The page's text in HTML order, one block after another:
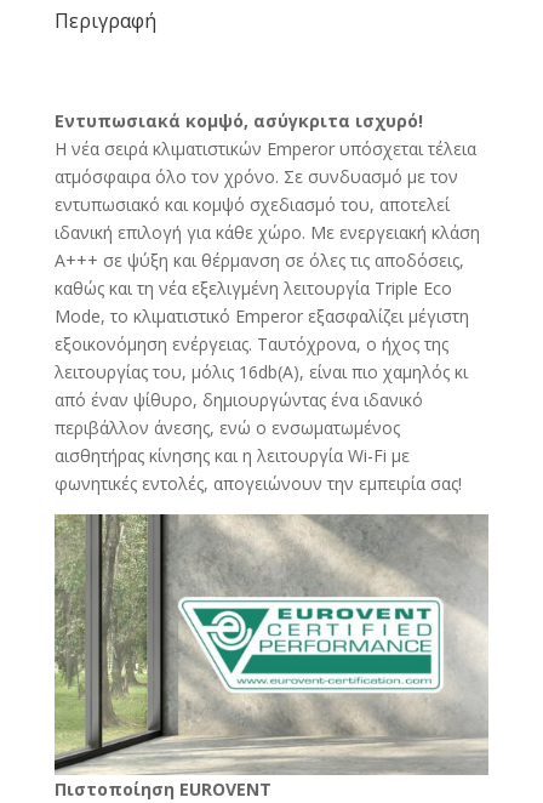
EMPVO
12000
BTU
ποσότητα
Περιγραφή
Εντυπωσιακά κομψό, ασύγκριτα ισχυρό!
Η νέα σειρά κλιματιστικών Emperor υπόσχεται τέλεια
ατμόσφαιρα όλο τον χρόνο. Σε συνδυασμό με τον
εντυπωσιακό και κομψό σχεδιασμό του, αποτελεί
ιδανική επιλογή για κάθε χώρο. Με ενεργειακή κλάση
Α+++ σε ψύξη και θέρμανση σε όλες τις αποδόσεις,
καθώς και τη νέα εξελιγμένη λειτουργία Triple Eco
Mode, το κλιματιστικό Emperor εξασφαλίζει μέγιστη
εξοικονόμηση ενέργειας. Ταυτόχρονα, ο ήχος της
λειτουργίας του, μόλις 16db(A), είναι πιο χαμηλός κι
από έναν ψίθυρο, δημιουργώντας ένα ιδανικό
περιβάλλον άνεσης, ενώ ο ενσωματωμένος
αισθητήρας κίνησης και η λειτουργία Wi-Fi με
φωνητικές εντολές, απογειώνουν την εμπειρία σας!
Πιστοποίηση EUROVENT